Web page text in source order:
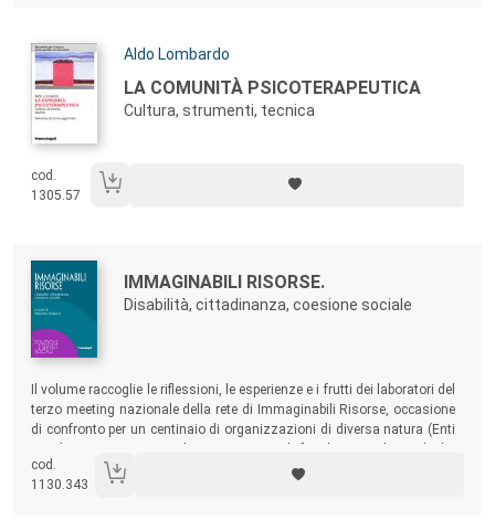
Autori:
Aldo Lombardo
Titolo:
LA COMUNITÀ PSICOTERAPEUTICA
Cultura, strumenti, tecnica
cod.
1305.57
Autori:
Titolo:
IMMAGINABILI RISORSE.
Disabilità, cittadinanza, coesione sociale
Sommario:
Il volume raccoglie le riflessioni, le esperienze e i frutti dei laboratori del
terzo meeting nazionale della rete di Immaginabili Risorse, occasione
di confronto per un centinaio di organizzazioni di diversa natura (Enti
si sono interrogate sul valore sociale della disabilità.
cod.
1130.343